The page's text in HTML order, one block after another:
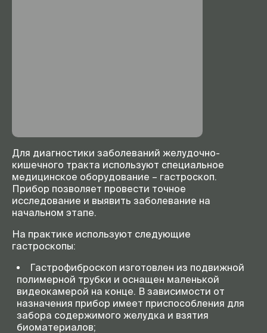
Для диагностики заболеваний желудочно-
кишечного тракта используют специальное
медицинское оборудование – гастроскоп.
Прибор позволяет провести точное
исследование и выявить заболевание на
начальном этапе.
На практике используют следующие
гастроскопы:
Гастрофиброскоп изготовлен из подвижной
полимерной трубки и оснащен маленькой
видеокамерой на конце. В зависимости от
назначения прибор имеет приспособления для
забора содержимого желудка и взятия
биоматериалов;